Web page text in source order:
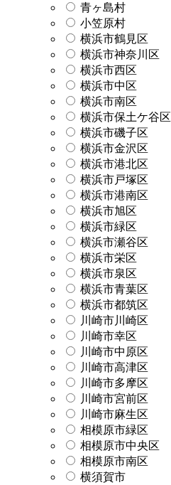
青ヶ島村
小笠原村
横浜市鶴見区
横浜市神奈川区
横浜市西区
横浜市中区
横浜市南区
横浜市保土ケ谷区
横浜市磯子区
横浜市金沢区
横浜市港北区
横浜市戸塚区
横浜市港南区
横浜市旭区
横浜市緑区
横浜市瀬谷区
横浜市栄区
横浜市泉区
横浜市青葉区
横浜市都筑区
川崎市川崎区
川崎市幸区
川崎市中原区
川崎市高津区
川崎市多摩区
川崎市宮前区
川崎市麻生区
相模原市緑区
相模原市中央区
相模原市南区
横須賀市